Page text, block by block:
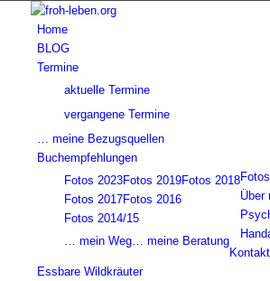
Home
BLOG
Termine
aktuelle Termine
vergangene Termine
… meine Bezugsquellen
Buchempfehlungen
Fotos
Fotos 2023Fotos 2019Fotos 2018
Fotos 2017Fotos 2016
Fotos 2014/15
Über
… mein Weg… meine Beratung
Kontakt
Essbare Wildkräuter